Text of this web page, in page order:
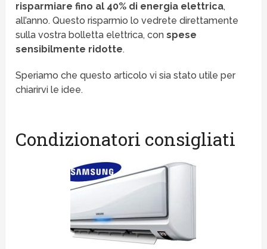
risparmiare fino al 40% di energia elettrica,
all’anno. Questo risparmio lo vedrete direttamente
sulla vostra bolletta elettrica, conspese
sensibilmente ridotte.
Speriamo che questo articolo vi sia stato utile per
chiarirvi le idee.
Condizionatori consigliati